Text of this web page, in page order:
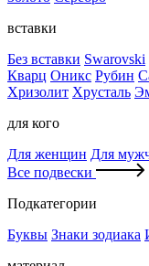
вставки
Без вставки Swarovski
Кварц Оникс Рубин
Хризолит Хрусталь
для кого
Для женщин Для
Все подвески
Подкатегории
Буквы Знаки зодиака